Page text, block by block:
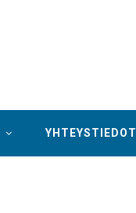
YHTEYSTIEDOT